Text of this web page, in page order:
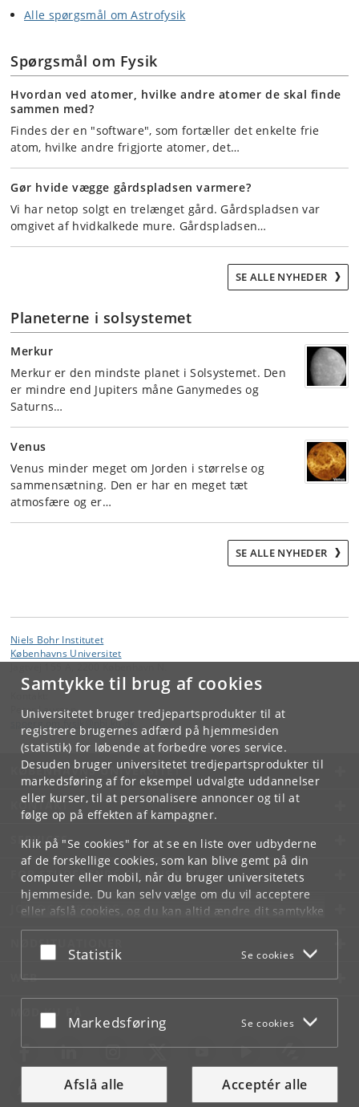
Samtykke til brug af cookies
Universitetet bruger tredjepartsprodukter til at
registrere brugernes adfærd på hjemmesiden
(statistik) for løbende at forbedre vores service.
Desuden bruger universitetet tredjepartsprodukter til
markedsføring af for eksempel udvalgte uddannelser
eller kurser, til at personalisere annoncer og til at
følge op på effekten af kampagner.
Klik på "Se cookies" for at se en liste over udbyderne
af de forskellige cookies, som kan blive gemt på din
computer eller mobil, når du bruger universitetets
hjemmeside. Du kan selv vælge om du vil acceptere
eller afslå cookies, og du kan altid ændre dit samtykke
underCookie- og privatlivspolitiksom du finder i
bunden af hver side.
Acceptér eller afslå
Statistik Se cookies
Acceptér eller afslå
Markedsføring Se cookies
Afslå alle Acceptér alle
Alle spørgsmål om Astrofysik
Spørgsmål om Fysik
Hvordan ved atomer, hvilke andre atomer de skal finde
sammen med?
Findes der en "software", som fortæller det enkelte frie
atom, hvilke andre frigjorte atomer, det…
Gør hvide vægge gårdspladsen varmere?
Vi har netop solgt en trelænget gård. Gårdspladsen var
omgivet af hvidkalkede mure. Gårdspladsen…
SE ALLE NYHEDER
Planeterne i solsystemet
Merkur
Merkur er den mindste planet i Solsystemet. Den
er mindre end Jupiters måne Ganymedes og
Saturns…
Venus
Venus minder meget om Jorden i størrelse og
sammensætning. Den er har en meget tæt
atmosfære og er…
SE ALLE NYHEDER
Niels Bohr Institutet
Københavns Universitet
Peter Laursen
ku.
KØBENHAVNS UNIVERSITET
KONTAKT
SERVICES
FOR STUDERENDE OG ANSATTE
JOB OG KARRIERE
NØDSITUATIONER
WEB
MØD KU PÅ